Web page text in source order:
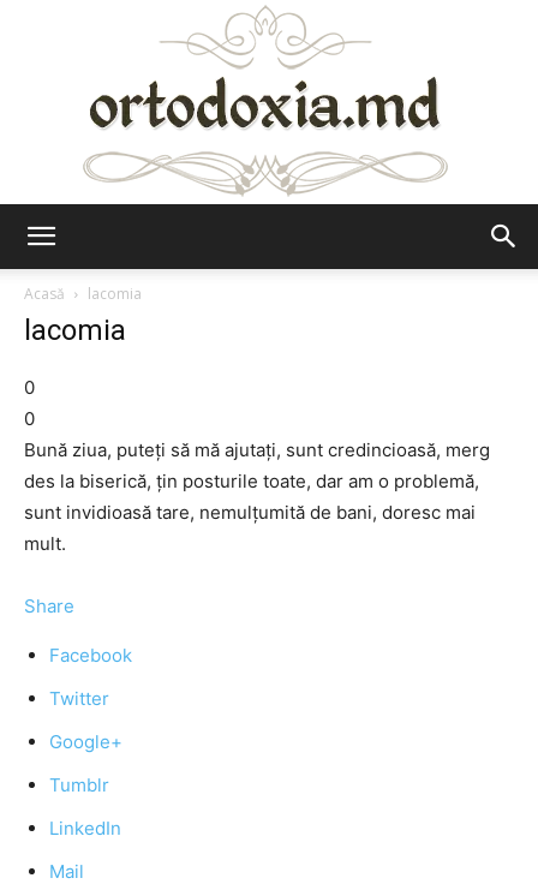
Acasă
lacomia
lacomia
0
0
Bună ziua, puteţi să mă ajutaţi, sunt credincioasă, merg
des la biserică, ţin posturile toate, dar am o problemă,
sunt invidioasă tare, nemulţumită de bani, doresc mai
mult.
Share
Facebook
Twitter
Google+
Tumblr
LinkedIn
Mail